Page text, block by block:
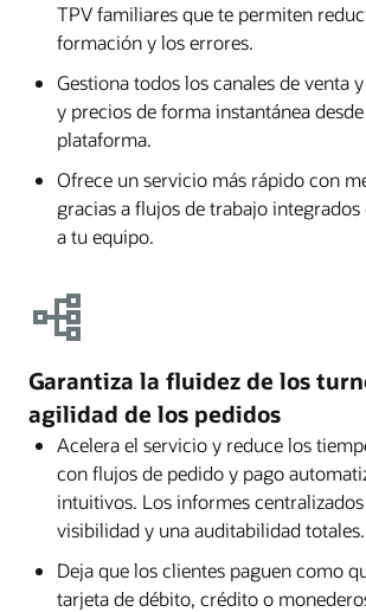
TPV familiares que te permiten
formación y los errores.
Gestiona todos los canales de venta
y precios de forma instantánea
plataforma.
Ofrece un servicio más rápido con
gracias a flujos de trabajo integrados
a tu equipo.
Garantiza la fluidez de los
agilidad de los pedidos
Acelera el servicio y reduce los
con flujos de pedido y pago
intuitivos. Los informes
visibilidad y una auditabilidad totales.
Deja que los clientes paguen como
tarjeta de débito, crédito o